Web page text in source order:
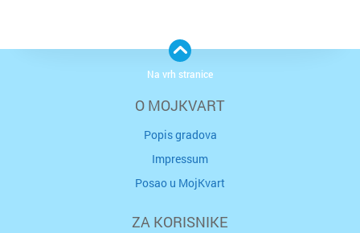
O MOJKVART
Popis gradova
Impressum
Posao u MojKvart
ZA KORISNIKE
Na vrh stranice